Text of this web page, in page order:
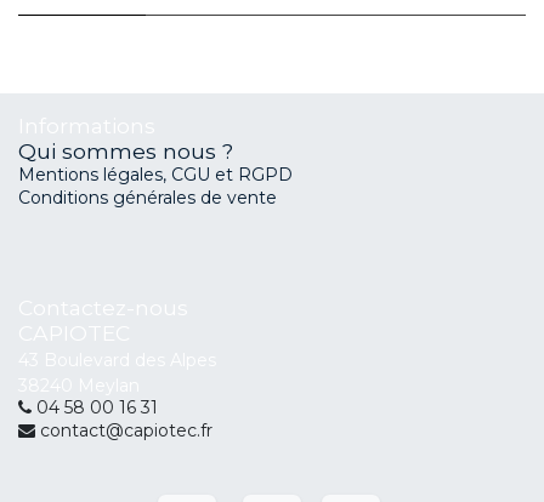
Qui sommes nous ?
Mentions légales, CGU et RGPD
Conditions générales de vente
04 58 00 16 31
contact@capiotec.fr